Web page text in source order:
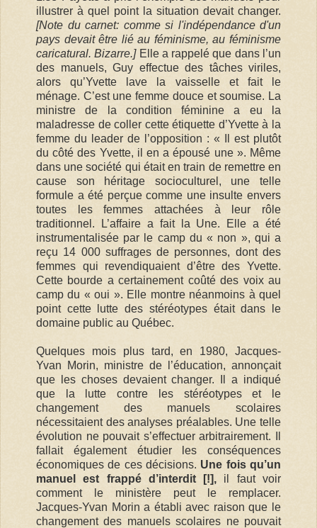
illustrer à quel point la situation devait changer.
[Note du carnet: comme si l'indépendance d'un
pays devait être lié au féminisme, au féminisme
caricatural. Bizarre.]Elle a rappelé que dans l’un
des manuels, Guy effectue des tâches viriles,
alors qu’Yvette lave la vaisselle et fait le
ménage. C’est une femme douce et soumise. La
ministre de la condition féminine a eu la
maladresse de coller cette étiquette d’Yvette à la
femme du leader de l’opposition : « Il est plutôt
du côté des Yvette, il en a épousé une ». Même
dans une société qui était en train de remettre en
cause son héritage socioculturel, une telle
formule a été perçue comme une insulte envers
toutes les femmes attachées à leur rôle
traditionnel. L’affaire a fait la Une. Elle a été
instrumentalisée par le camp du « non », qui a
reçu 14 000 suffrages de personnes, dont des
femmes qui revendiquaient d’être des Yvette.
Cette bourde a certainement coûté des voix au
camp du « oui ». Elle montre néanmoins à quel
point cette lutte des stéréotypes était dans le
domaine public au Québec.
Quelques mois plus tard, en 1980, Jacques-
Yvan Morin, ministre de l’éducation, annonçait
que les choses devaient changer. Il a indiqué
que la lutte contre les stéréotypes et le
changement des manuels scolaires
nécessitaient des analyses préalables. Une telle
évolution ne pouvait s’effectuer arbitrairement. Il
fallait également étudier les conséquences
économiques de ces décisions. Une fois qu’un
manuel est frappé d’interdit [!], il faut voir
comment le ministère peut le remplacer.
Jacques-Yvan Morin a établi avec raison que le
changement des manuels scolaires ne pouvait